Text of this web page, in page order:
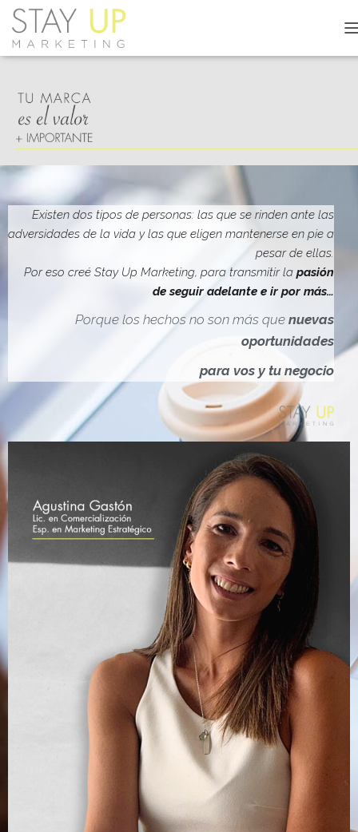
A
M
D
E
N
A
V
G
I
Ó
N
Existen dos tipos de personas: las que se rinden ante las
adversidades de la vida y las que eligen mantenerse en pie a
pesar de ellas.
Por eso creé Stay Up Marketing, para transmitir la pasión
de seguir adelante e ir por más…
Porque los hechos no son más que nuevas
oportunidades
para vos y tu negocio